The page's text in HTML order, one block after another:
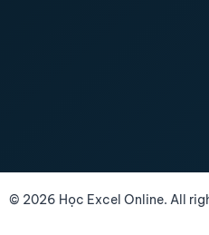
© 2026 Học Excel Online. All